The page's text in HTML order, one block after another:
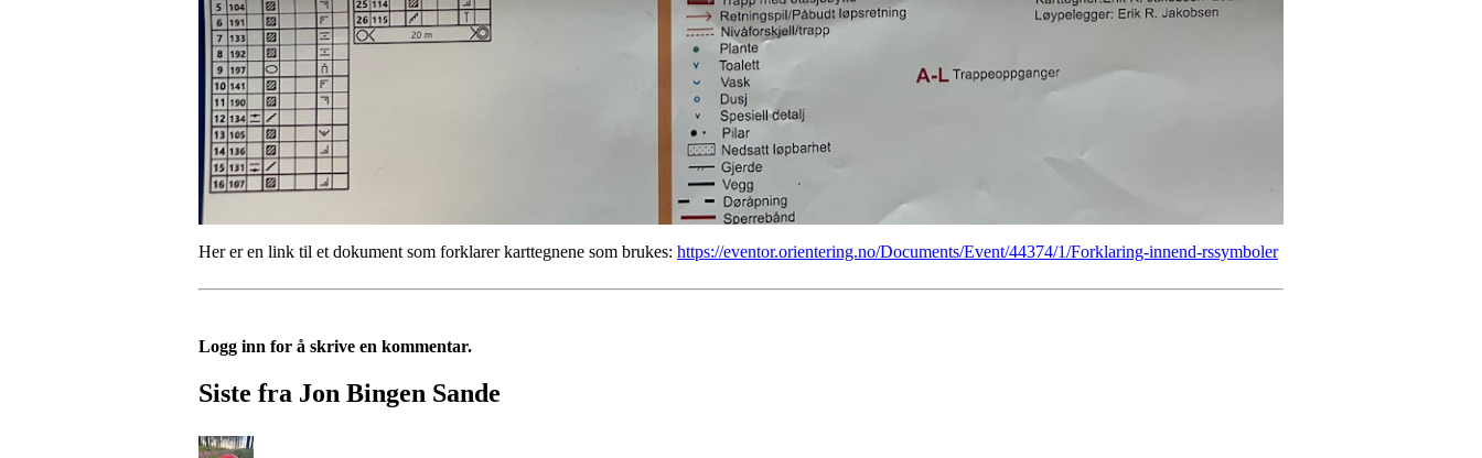
Her er en link til et dokument som forklarer karttegnene som brukes: https://eventor.orientering.no/Documents/Event/44374/1/Forklaring-innend-rssymboler
Logg inn for å skrive en kommentar.
Siste fra Jon Bingen Sande